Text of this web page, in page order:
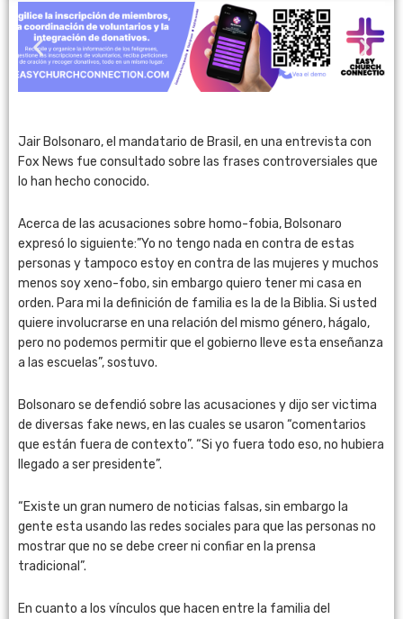
Jair Bolsonaro, el mandatario de Brasil, en una entrevista con
Fox News fue consultado sobre las frases controversiales que
lo han hecho conocido.
Acerca de las acusaciones sobre homo-fobia, Bolsonaro
expresó lo siguiente:”Yo no tengo nada en contra de estas
personas y tampoco estoy en contra de las mujeres y muchos
menos soy xeno-fobo, sin embargo quiero tener mi casa en
orden. Para mi la definición de familia es la de la Biblia. Si usted
quiere involucrarse en una relación del mismo género, hágalo,
pero no podemos permitir que el gobierno lleve esta enseñanza
a las escuelas”, sostuvo.
Bolsonaro se defendió sobre las acusaciones y dijo ser victima
de diversas fake news, en las cuales se usaron “comentarios
que están fuera de contexto”. “Si yo fuera todo eso, no hubiera
llegado a ser presidente”.
“Existe un gran numero de noticias falsas, sin embargo la
gente esta usando las redes sociales para que las personas no
mostrar que no se debe creer ni confiar en la prensa
tradicional”.
En cuanto a los vínculos que hacen entre la familia del